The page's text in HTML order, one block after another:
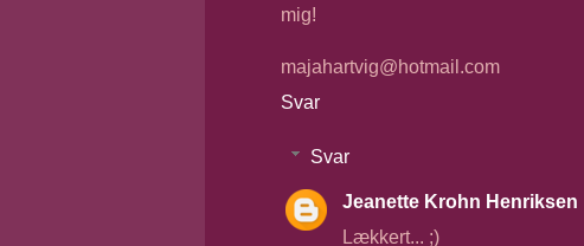
mig!
majahartvig@hotmail.com
Svar
Svar
Jeanette Krohn Henriksen
Lækkert... ;)